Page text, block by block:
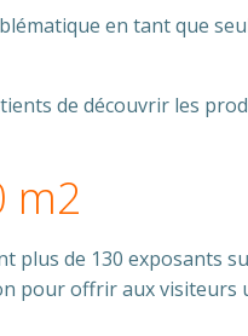
en tant que
de découvrir les
m2
plus de 130 exposants
pour offrir aux